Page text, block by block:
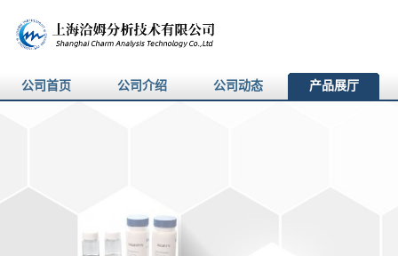
公司首页 公司介绍 公司动态 产品展厅